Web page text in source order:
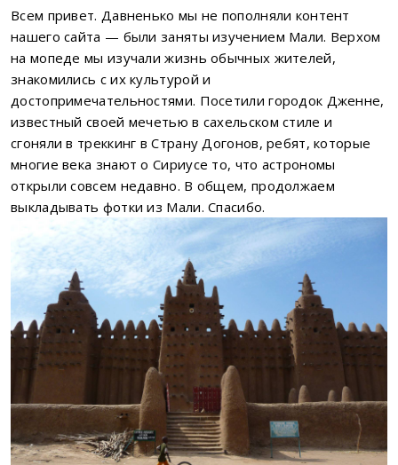
Всем привет. Давненько мы не пополняли контент
нашего сайта — были заняты изучением Мали. Верхом
на мопеде мы изучали жизнь обычных жителей,
знакомились с их культурой и
достопримечательностями. Посетили городок Дженне,
известный своей мечетью в сахельском стиле и
сгоняли в треккинг в Страну Догонов, ребят, которые
многие века знают о Сириусе то, что астрономы
открыли совсем недавно. В общем, продолжаем
выкладывать фотки из Мали. Спасибо.